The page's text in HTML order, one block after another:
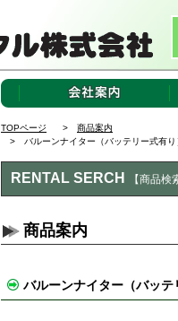
TOPページ > 商品案内
> バルーンナイター（バッテリー式有り
RENTAL SERCH 【商品検
商品案内
バルーンナイター（バッテ